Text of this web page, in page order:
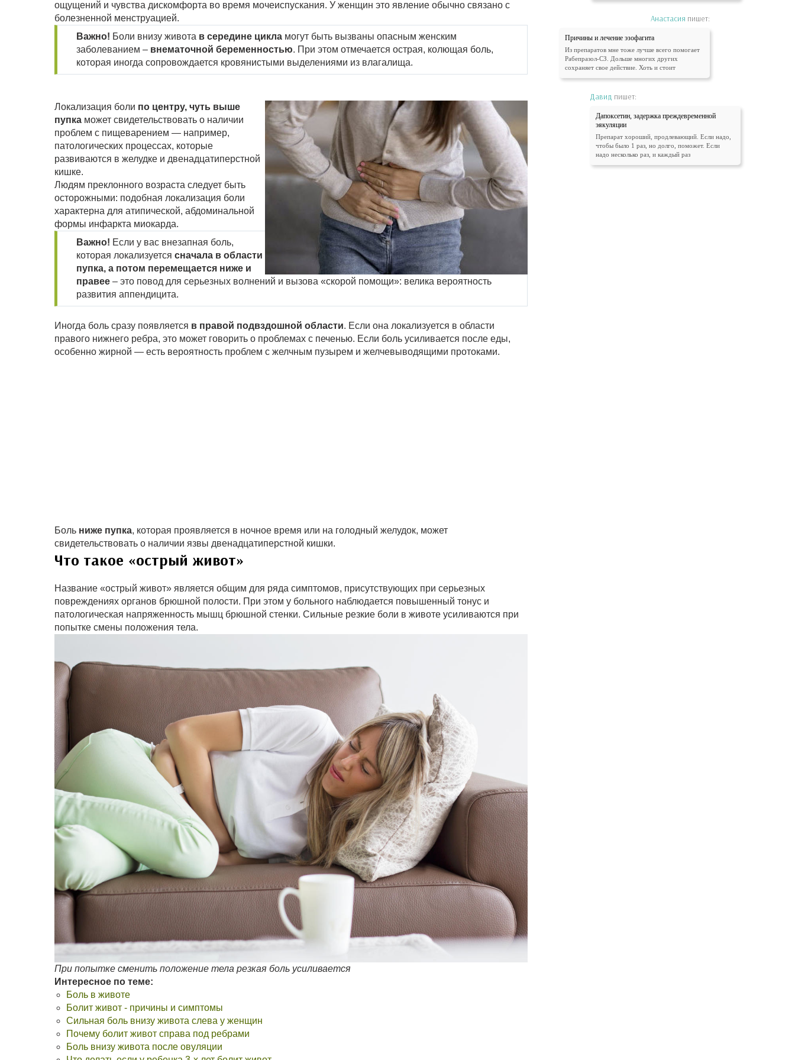
ощущений и чувства дискомфорта во время мочеиспускания. У женщин это явление обычно связано с
болезненной менструацией.
Важно! Боли внизу живота в середине цикла могут быть вызваны опасным женским
заболеванием – внематочной беременностью. При этом отмечается острая, колющая боль,
которая иногда сопровождается кровянистыми выделениями из влагалища.
Локализация боли по центру, чуть выше
пупка может свидетельствовать о наличии
проблем с пищеварением — например,
патологических процессах, которые
развиваются в желудке и двенадцатиперстной
кишке.
Людям преклонного возраста следует быть
осторожными: подобная локализация боли
характерна для атипической, абдоминальной
формы инфаркта миокарда.
Важно! Если у вас внезапная боль,
которая локализуется сначала в области
пупка, а потом перемещается ниже и
правее – это повод для серьезных волнений и вызова «скорой помощи»: велика вероятность
развития аппендицита.
Иногда боль сразу появляется в правой подвздошной области. Если она локализуется в области
правого нижнего ребра, это может говорить о проблемах с печенью. Если боль усиливается после еды,
особенно жирной — есть вероятность проблем с желчным пузырем и желчевыводящими протоками.
Боль ниже пупка, которая проявляется в ночное время или на голодный желудок, может
свидетельствовать о наличии язвы двенадцатиперстной кишки.
Что такое «острый живот»
Название «острый живот» является общим для ряда симптомов, присутствующих при серьезных
повреждениях органов брюшной полости. При этом у больного наблюдается повышенный тонус и
патологическая напряженность мышц брюшной стенки. Сильные резкие боли в животе усиливаются при
попытке смены положения тела.
При попытке сменить положение тела резкая боль усиливается
Интересное по теме:
Боль в животе
Болит живот - причины и симптомы
Сильная боль внизу живота слева у женщин
Почему болит живот справа под ребрами
Боль внизу живота после овуляции
Анастасия пишет:
Причины и лечение эзофагита
Из препаратов мне тоже лучше всего помогает
Рабепразол-СЗ. Дольше многих других
сохраняет свое действие. Хоть и стоит
Давид пишет:
Дапоксетин, задержка преждевременной
эякуляции
Препарат хороший, продлевающий. Если надо,
чтобы было 1 раз, но долго, поможет. Если
надо несколько раз, и каждый раз